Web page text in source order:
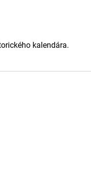
kalendára.